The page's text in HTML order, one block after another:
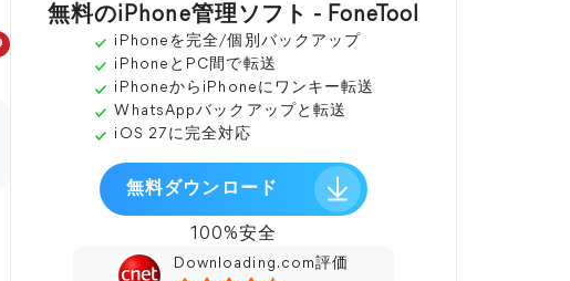
無料のiPhone管理ソフト - FoneTool
iPhoneを完全/個別バックアップ
iPhoneとPC間で転送
iPhoneからiPhoneにワンキー転送
WhatsAppバックアップと転送
iOS 27に完全対応
無料ダウンロード
100%安全
Downloading.com評価